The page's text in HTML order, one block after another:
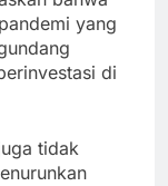
yang
di
tidak